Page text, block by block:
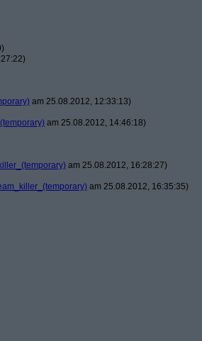
am 25.08.2012, 12:33:13)
am 25.08.2012, 14:46:18)
am 25.08.2012, 16:28:27)
am 25.08.2012, 16:35:35)